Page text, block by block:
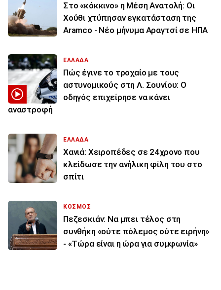
Στο «κόκκινο» η Μέση Ανατολή: Οι
Χούθι χτύπησαν εγκατάσταση της
Aramco - Νέο μήνυμα Αραγτσί σε ΗΠΑ
ΕΛΛΑΔΑ
Πώς έγινε το τροχαίο με τους
αστυνομικούς στη Λ. Σουνίου: Ο
οδηγός επιχείρησε να κάνει
αναστροφή
ΕΛΛΑΔΑ
Χανιά: Χειροπέδες σε 24χρονο που
κλείδωσε την ανήλικη φίλη του στο
σπίτι
ΚΟΣΜΟΣ
Πεζεσκιάν: Να μπει τέλος στη
συνθήκη «ούτε πόλεμος ούτε ειρήνη»
- «Τώρα είναι η ώρα για συμφωνία»